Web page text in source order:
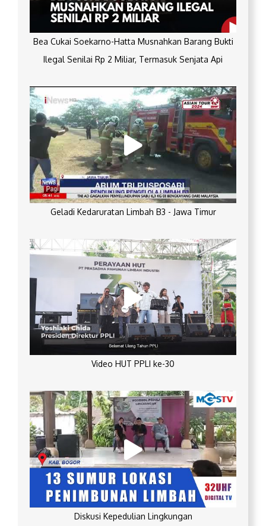
Bea Cukai Soekarno-Hatta Musnahkan Barang Bukti
Ilegal Senilai Rp 2 Miliar, Termasuk Senjata Api
Geladi Kedaruratan Limbah B3 - Jawa Timur
Video HUT PPLI ke-30
Diskusi Kepedulian Lingkungan